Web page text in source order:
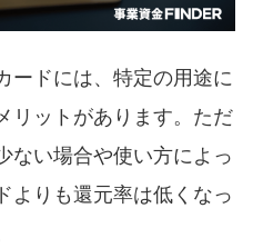
ードには、特定の用途に
リットがあります。ただ
ない場合や使い方によっ
よりも還元率は低くなっ